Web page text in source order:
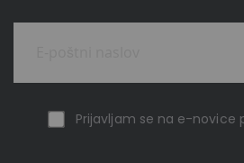
Prijavljam se na e-novice